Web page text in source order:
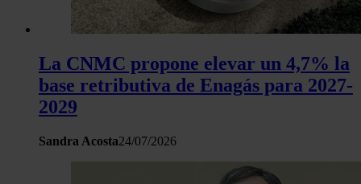
La CNMC propone elevar un 4,7% la
base retributiva de Enagás para 2027-
2029
Sandra Acosta24/07/2026